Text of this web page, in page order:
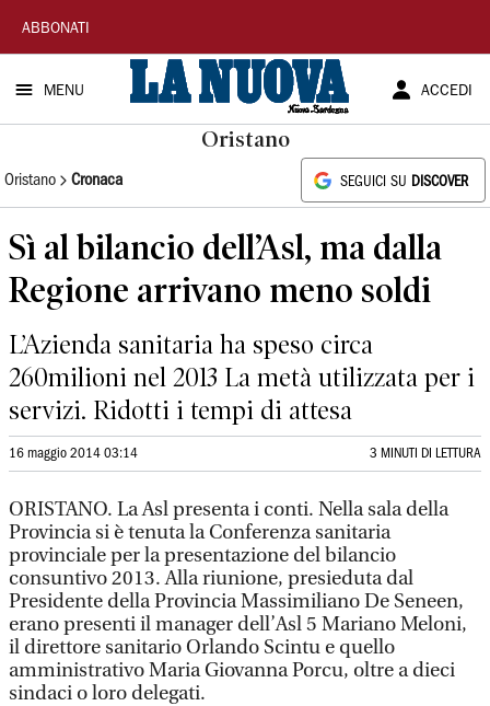
La
Nuova
Sardegna
ABBONATI
MENU ACCEDI
Oristano
Oristano Cronaca SEGUICI SU DISCOVER
Sì al bilancio dell’Asl, ma dalla
Regione arrivano meno soldi
L’Azienda sanitaria ha speso circa
260milioni nel 2013 La metà utilizzata per i
servizi. Ridotti i tempi di attesa
16 maggio 2014 03:14 3 MINUTI DI LETTURA
ORISTANO. La Asl presenta i conti. Nella sala della
Provincia si è tenuta la Conferenza sanitaria
provinciale per la presentazione del bilancio
consuntivo 2013. Alla riunione, presieduta dal
Presidente della Provincia Massimiliano De Seneen,
erano presenti il manager dell’Asl 5 Mariano Meloni,
il direttore sanitario Orlando Scintu e quello
amministrativo Maria Giovanna Porcu, oltre a dieci
sindaci o loro delegati.